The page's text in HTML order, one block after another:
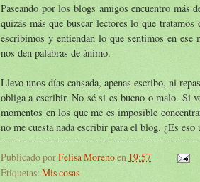
Paseando por los blogs amigos encuentro más
quizás más que buscar lectores lo que
escribimos y entiendan lo que sentimos en ese
nos den palabras de ánimo.
Llevo unos días cansada, apenas escribo, ni
obliga a escribir. No sé si es bueno o malo. Si
momentos en los que me es imposible
no me cuesta nada escribir para el blog. ¿Es eso
Publicado porFelisa Morenoen 19:57
Etiquetas: Mis cosas